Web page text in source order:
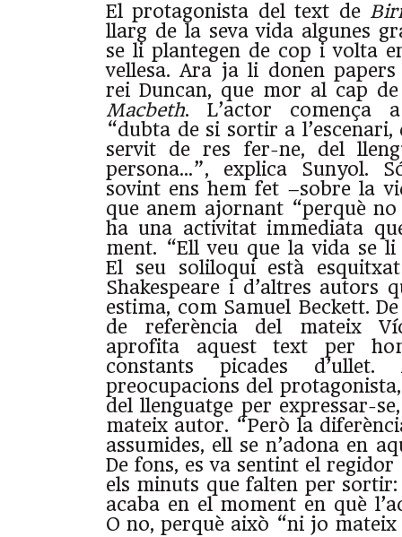
El protagonista del text de
llarg de la seva vida algunes
se li plantegen de cop i volta
vellesa. Ara ja li donen
rei Duncan, que mor al cap
Macbeth. L’actor comença
“dubta de si sortir a
servit de res fer-ne, del
persona…”, explica Sunyol.
sovint ens hem fet –sobre la
que anem ajornant “perquè
ha una activitat immediata
ment. “Ell veu que la vida se li
El seu soliloqui està
Shakespeare i d’altres autors
estima, com Samuel Beckett.
de referència del mateix
aprofita aquest text per
constants picades
preocupacions del
del llenguatge per expressar-
mateix autor. “Però la
assumides, ell se n’adona en
De fons, es va sentint el regidor
els minuts que falten per
acaba en el moment en què
O no, perquè això “ni jo mateix